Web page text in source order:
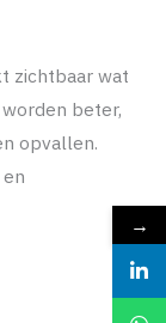
zichtbaar wat
beter,
opvallen.
→